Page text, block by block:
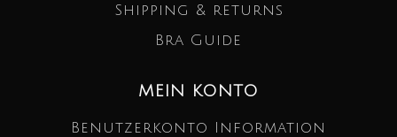
Shipping & returns
Bra Guide
MEIN KONTO
Benutzerkonto Information